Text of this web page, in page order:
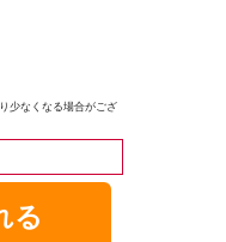
少なくなる場合がござ
る